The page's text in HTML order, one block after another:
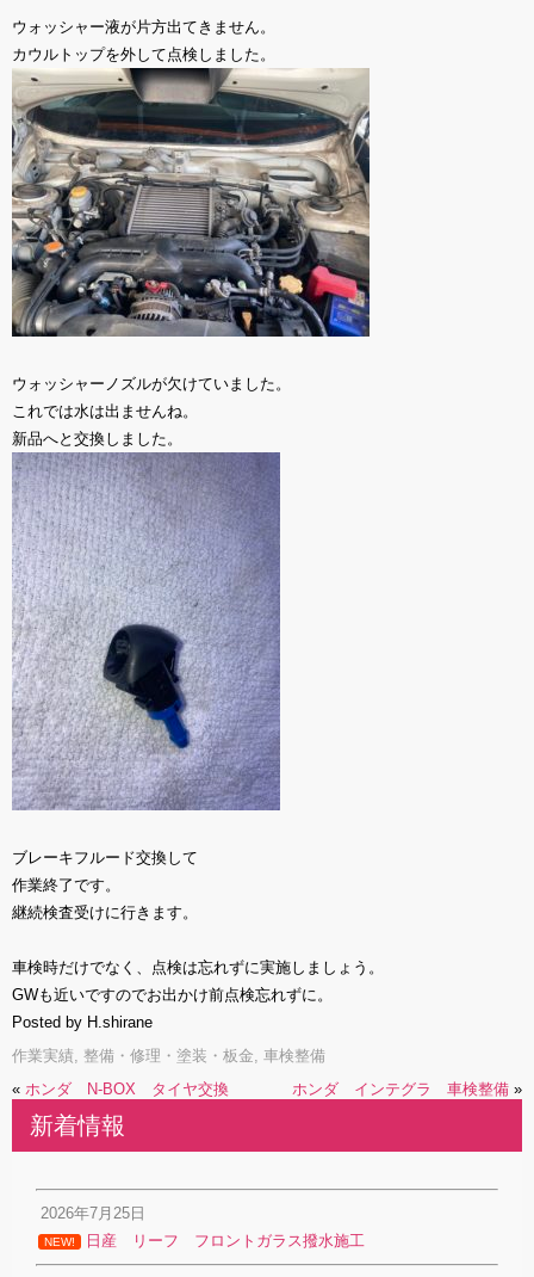
ウォッシャー液が片方出てきません。
カウルトップを外して点検しました。
ウォッシャーノズルが欠けていました。
これでは水は出ませんね。
新品へと交換しました。
ブレーキフルード交換して
作業終了です。
継続検査受けに行きます。
車検時だけでなく、点検は忘れずに実施しましょう。
GWも近いですのでお出かけ前点検忘れずに。
Posted by H.shirane
作業実績, 整備・修理・塗装・板金, 車検整備
« ホンダ N-BOX タイヤ交換 ホンダ インテグラ 車検整備 »
新着情報
2026年7月25日
NEW! 日産 リーフ フロントガラス撥水施工